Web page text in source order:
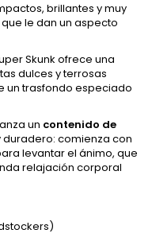
brillantes y muy
le dan un aspecto
Skunk ofrece una
dulces y terrosas
un trasfondo especiado
un contenido de
duradero: comienza con
levantar el ánimo, que
relajación corporal